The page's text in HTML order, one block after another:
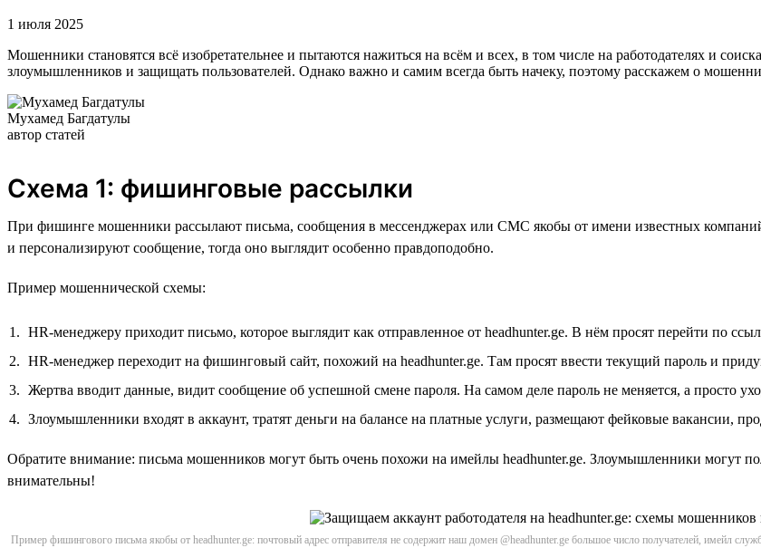
1 июля 2025
Мошенники становятся всё изобретательнее и пытаются нажиться на всём и всех, в том числе на работодателях и
злоумышленников и защищать пользователей. Однако важно и самим всегда быть начеку, поэтому расскажем о
Мухамед Багдатулы
автор статей
Схема 1: фишинговые рассылки
При фишинге мошенники рассылают письма, сообщения в мессенджерах или СМС якобы от имени известных
и персонализируют сообщение, тогда оно выглядит особенно правдоподобно.
Пример мошеннической схемы:
HR-менеджеру приходит письмо, которое выглядит как отправленное от headhunter.ge. В нём просят перейти по
HR-менеджер переходит на фишинговый сайт, похожий на headhunter.ge. Там просят ввести текущий пароль и
Жертва вводит данные, видит сообщение об успешной смене пароля. На самом деле пароль не меняется, а просто
Злоумышленники входят в аккаунт, тратят деньги на балансе на платные услуги, размещают фейковые вакансии,
Обратите внимание: письма мошенников могут быть очень похожи на имейлы headhunter.ge. Злоумышленники могут
внимательны!
Пример фишингового письма якобы от headhunter.ge: почтовый адрес отправителя не содержит наш домен @headhunter.ge большое число получателей, имейл